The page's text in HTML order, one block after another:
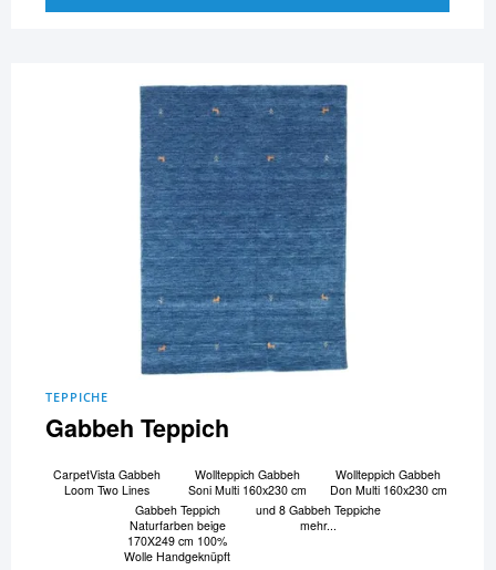
TEPPICHE
Gabbeh Teppich
CarpetVista Gabbeh
Loom Two Lines
Wollteppich Gabbeh
Soni Multi 160x230 cm
Wollteppich Gabbeh
Don Multi 160x230 cm
Gabbeh Teppich
Naturfarben beige
170X249 cm 100%
Wolle Handgeknüpft
und 8 Gabbeh Teppiche
mehr...